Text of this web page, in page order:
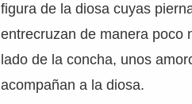
figura de la diosa cuyas
entrecruzan de manera poco
lado de la concha, unos
acompañan a la diosa.